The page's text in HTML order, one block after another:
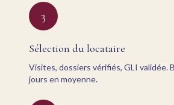
3
Sélection du locataire
Visites, dossiers vérifiés, GLI validée.
jours en moyenne.